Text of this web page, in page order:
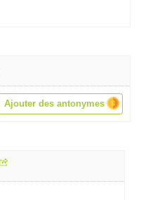
Ajouter des antonymes